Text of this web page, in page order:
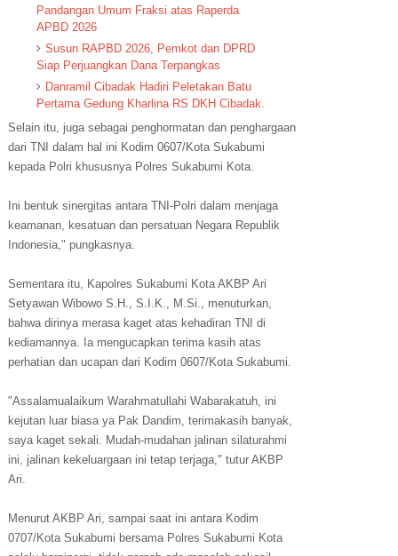
Pandangan Umum Fraksi atas Raperda
APBD 2026‎
Susun RAPBD 2026, Pemkot dan DPRD
Siap Perjuangkan Dana Terpangkas‎
Danramil Cibadak Hadiri Peletakan Batu
Pertama Gedung Kharlina RS DKH Cibadak.
Selain itu, juga sebagai penghormatan dan penghargaan
dari TNI dalam hal ini Kodim 0607/Kota Sukabumi
kepada Polri khususnya Polres Sukabumi Kota.
Ini bentuk sinergitas antara TNI-Polri dalam menjaga
keamanan, kesatuan dan persatuan Negara Republik
Indonesia," pungkasnya.
Sementara itu, Kapolres Sukabumi Kota AKBP Ari
Setyawan Wibowo S.H., S.I.K., M.Si., menuturkan,
bahwa dirinya merasa kaget atas kehadiran TNI di
kediamannya. Ia mengucapkan terima kasih atas
perhatian dan ucapan dari Kodim 0607/Kota Sukabumi.
"Assalamualaikum Warahmatullahi Wabarakatuh, ini
kejutan luar biasa ya Pak Dandim, terimakasih banyak,
saya kaget sekali. Mudah-mudahan jalinan silaturahmi
ini, jalinan kekeluargaan ini tetap terjaga," tutur AKBP
Ari.
Menurut AKBP Ari, sampai saat ini antara Kodim
0707/Kota Sukabumi bersama Polres Sukabumi Kota